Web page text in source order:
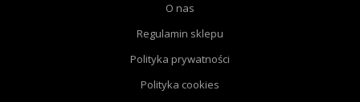
O nas
Regulamin sklepu
Polityka prywatności
Polityka cookies